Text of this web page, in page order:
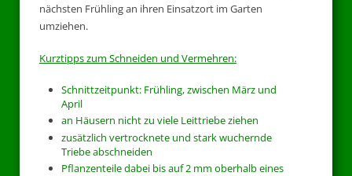
nächsten Frühling an ihren Einsatzort im Garten
umziehen.
Kurztipps zum Schneiden und Vermehren:
Schnittzeitpunkt: Frühling, zwischen März und
April
an Häusern nicht zu viele Leittriebe ziehen
zusätzlich vertrocknete und stark wuchernde
Triebe abschneiden
Pflanzenteile dabei bis auf 2 mm oberhalb eines